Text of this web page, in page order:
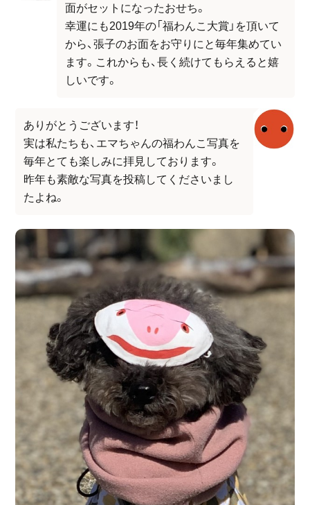
面がセットになったおせち。
幸運にも2019年の「福わんこ大賞」を頂いて
から、張子のお面をお守りにと毎年集めてい
ます。これからも、長く続けてもらえると嬉
しいです。
ありがとうございます！
実は私たちも、エマちゃんの福わんこ写真を
毎年とても楽しみに拝見しております。
昨年も素敵な写真を投稿してくださいまし
たよね。